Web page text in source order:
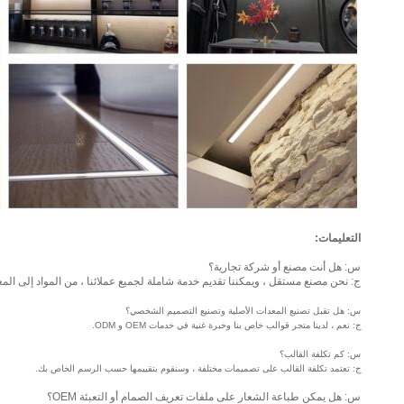
التعليمات:
س: هل أنت مصنع أو شركة تجارية؟
ج: نحن مصنع مستقل ، ويمكننا تقديم خدمة شاملة لجميع عملائنا ، من المواد إلى
س: هل تقبل تصنيع المعدات الأصلية وتصنيع التصميم الشخصي؟
ج: نعم ، لدينا متجر قوالب خاص بنا وخبرة غنية في خدمات OEM و ODM.
س: كم تكلفة القالب؟
ج: تعتمد تكلفة القالب على تصميمات مختلفة ، وسنقوم بتقييمها حسب الرسم الخاص بك.
س: هل يمكن طباعة الشعار على ملفات تعريف الصمام أو التعبئة OEM؟